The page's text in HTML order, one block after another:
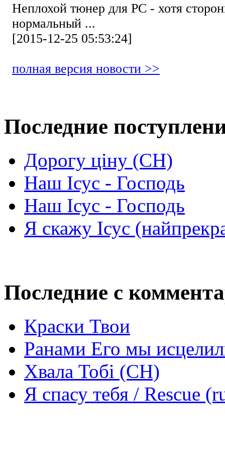
Неплохой тюнер для РС - хотя
нормальный ...
[2015-12-25 05:53:24]
полная версия новости >>
Последние
Дорогу ціну (СН)
Наш Ісус - Господь
Наш Ісус - Господь
Я скажу Ісус
Последние с
Краски Твои
Ранами Его мы
Хвала Тобі (СН)
Я спасу тебя / Rescue